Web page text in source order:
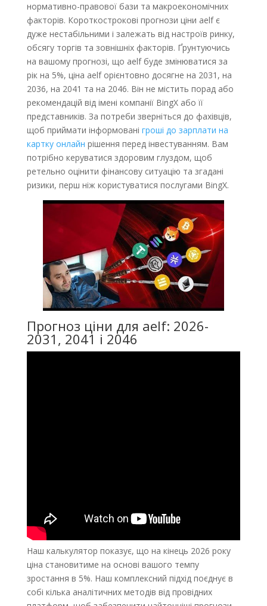
нормативно-правової бази та макроекономічних
факторів. Короткострокові прогнози ціни aelf є
дуже нестабільними і залежать від настроїв ринку,
обсягу торгів та зовнішніх факторів. Ґрунтуючись
на вашому прогнозі, що aelf буде змінюватися за
рік на 5%, ціна aelf орієнтовно досягне на 2031, на
2036, на 2041 та на 2046. Він не містить порад або
рекомендацій від імені компанії BingX або її
представників. За потреби зверніться до фахівців,
щоб приймати інформовані гроші до зарплати на
картку онлайн рішення перед інвестуванням. Вам
потрібно керуватися здоровим глуздом, щоб
ретельно оцінити фінансову ситуацію та згадані
ризики, перш ніж користуватися послугами BingX.
Прогноз ціни для aelf: 2026-
2031, 2041 і 2046
Наш калькулятор показує, що на кінець 2026 року
ціна становитиме на основі вашого темпу
зростання в 5%. Наш комплексний підхід поєднує в
собі кілька аналітичних методів від провідних